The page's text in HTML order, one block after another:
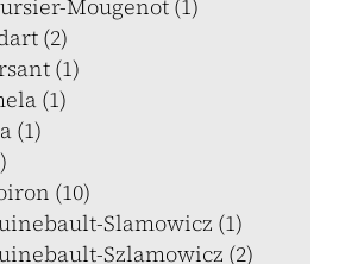
Mougenot (1)
(2)
(1)
(1)
(1)
(10)
Slamowicz (1)
Szlamowicz (2)